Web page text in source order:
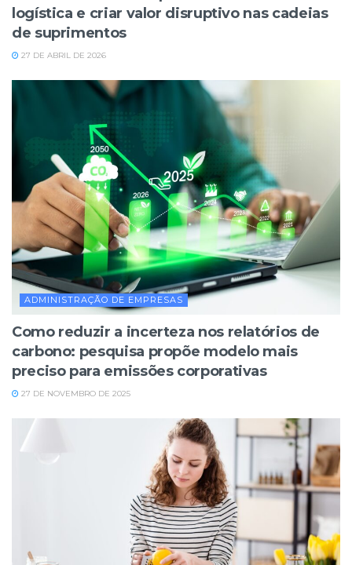
logística e criar valor disruptivo nas cadeias
de suprimentos
27 DE ABRIL DE 2026
ADMINISTRAÇÃO DE EMPRESAS
Como reduzir a incerteza nos relatórios de
carbono: pesquisa propõe modelo mais
preciso para emissões corporativas
27 DE NOVEMBRO DE 2025